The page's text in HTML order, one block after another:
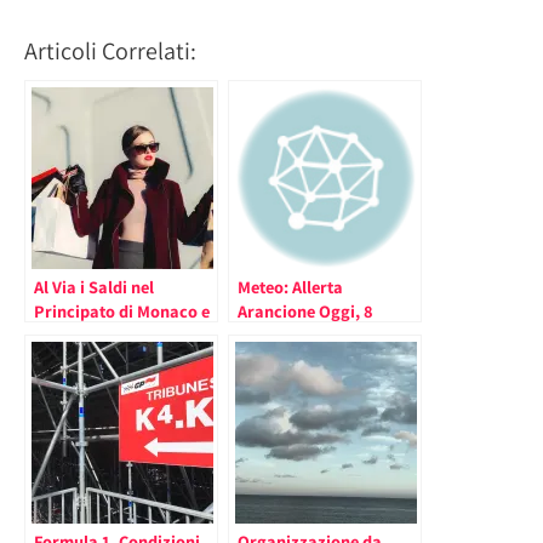
Articoli Correlati:
Al Via i Saldi nel
Principato di Monaco e
in una Serie di Negozi
Meteo: Allerta
Arancione Oggi, 8
Principato di Monaco